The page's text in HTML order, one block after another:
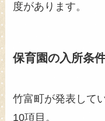
度があります。
保育園の入所条
竹富町が発表して
10項目。